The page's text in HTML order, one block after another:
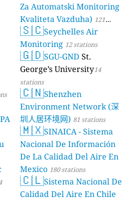
Za Automatski Monitoring
Kvaliteta Vazduha) 121
stations
🇸🇨Seychelles Air
Monitoring 12 stations
🇬🇩SGU-GND St.
George’s University14
stations
🇨🇳Shenzhen
Environment Network (深
圳人居环境网) 81 stations
🇲🇽SINAICA - Sistema
Nacional De Información
De La Calidad Del Aire En
Mexico 180 stations
🇨🇱Sistema Nacional De
Calidad Del Aire En Chile